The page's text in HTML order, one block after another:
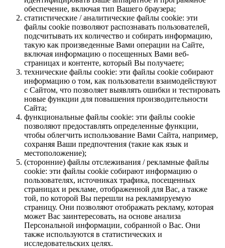
обеспечение, включая тип Вашего браузера;
статистические / аналитические файлы cookie: эти
файлы cookie позволяют распознавать пользователей,
подсчитывать их количество и собирать информацию,
такую как произведенные Вами операции на Сайте,
включая информацию о посещенных Вами веб-
страницах и контенте, который Вы получаете;
технические файлы cookie: эти файлы cookie собирают
информацию о том, как пользователи взаимодействуют
с Сайтом, что позволяет выявлять ошибки и тестировать
новые функции для повышения производительности
Сайта;
функциональные файлы cookie: эти файлы cookie
позволяют предоставлять определенные функции,
чтобы облегчить использование Вами Сайта, например,
сохраняя Ваши предпочтения (такие как язык и
местоположение);
(сторонние) файлы отслеживания / рекламные файлы
cookie: эти файлы cookie собирают информацию о
пользователях, источниках трафика, посещенных
страницах и рекламе, отображенной для Вас, а также
той, по которой Вы перешли на рекламируемую
страницу. Они позволяют отображать рекламу, которая
может Вас заинтересовать, на основе анализа
Персональной информации, собранной о Вас. Они
также используются в статистических и
исследовательских целях.